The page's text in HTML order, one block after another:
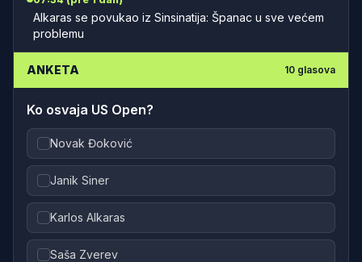
Alkaras se povukao iz Sinsinatija: Španac u sve većem
problemu
ANKETA 10 glasova
Ko osvaja US Open?
Novak Đoković
Janik Siner
Karlos Alkaras
Saša Zverev